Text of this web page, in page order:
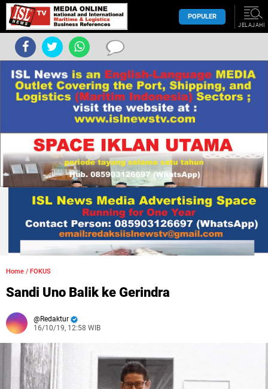
POPULER
JELAJAHI
Home / FOKUS
Sandi Uno Balik ke Gerindra
Redaktur
16/10/19, 12:58 WIB